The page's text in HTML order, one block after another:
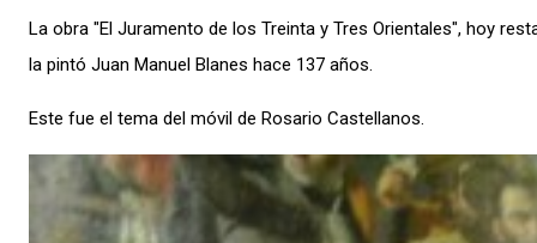
La obra "El Juramento de los Treinta y Tres Orientales", hoy
la pintó Juan Manuel Blanes hace 137 años.
Este fue el tema del móvil de Rosario Castellanos.